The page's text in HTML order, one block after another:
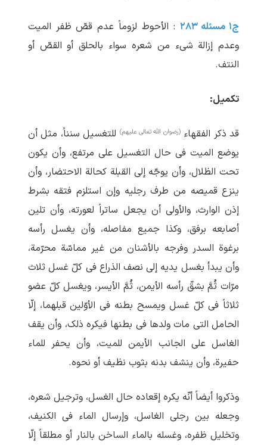
ج۱ مسئله ۲۸۳
: الأحوط لزوماً عدم قصّ ظفر المیت
وعدم إزالة شیء من شعره سواء بالحلق أو القصّ أو
النتف.
تکمیل:
قد ذکر الفقهاء(رضوان الله تعالی علیهم) للتغسیل سنناً، مثل أن
یوضع المیت فی حال التغسیل علی مرتفع، وأن یکون
تحت الظلال، وأن یوجّه إلی القبلة کحالة الاحتضار، وأن
ینزع قمیصه من طرف رجلیه وإن استلزم فتقه بشرط
إذن الوارث، والأولی أن یجعل ساتراً لعورته، وأن تلین
أصابعه برفق، وکذا جمیع مفاصله، وأن یغسل رأسه
برغوة السدر وفرجه بالأشنان من غیر مماسّة محرّمة،
وأن یبدأ بغسل یدیه إلی نصف الذراع فی کلّ غسل ثلاث
مرّات ثُمَّ بشقّ رأسه الأیمن، ثُمَّ الأیسر، ویغسل کلّ عضو
ثلاثاً فی کلّ غسل ویمسح بطنه فی الأوّلین قبلهما، إلّا
الحامل التی مات ولدها فی بطنها فیکره ذلک، وأن یقف
الغاسل علی الجانب الأیمن للمیت، وأن یحفر للماء
حفیرة، وأن ینشف بدنه بثوب نظیف أو نحوه.
وذکروا أیضاً أنّه یکره إقعاده حال الغسل، وترجیل شعره،
وجعله بین رجلی الغاسل، وإرسال الماء فی الکنیف،
وتخلیل ظفره، وغسله بالماء الساخن بالنار أو مطلقاً إلّا